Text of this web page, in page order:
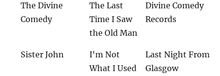
The Divine
Comedy
The Last
Time I Saw
the Old Man
Divine Comedy
Records
Sister John
I'm Not
What I Used
Last Night From
Glasgow